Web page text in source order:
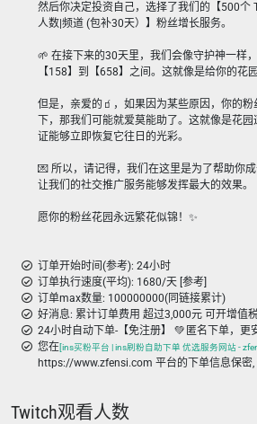
然后你决定投资自己，选择了我们的【500个
人数|频道 (包补30天）】粉丝增长服务。
🌱 在接下来的30天里，我们会像守护神一样
【158】到【658】之间。这就像是给你的花
但是，亲爱的🧃，如果因为某些原因，你的
下，那我们可能就爱莫能助了。这就像是花
证能够立即恢复它往日的光彩。
💌 所以，请记得，我们在这里是为了帮助你
让我们的社交推广服务能够发挥最大的效果。
愿你的粉丝花园永远繁花似锦！✨
订单开始时间(参考): 24小时
订单执行速度(平均): 1680/天 [参考]
订单max数量: 100000000(同链接累计)
好消息: 累计订单费用 超过3,000元 可开增值
24小时自动下单-【免注册】 💚 匿名下单，更
您在[ins买粉平台 | ins刷粉自助下单 优选服务网站 -
https://www.zfensi.com 平台的下单信息保密,
Twitch观看人数